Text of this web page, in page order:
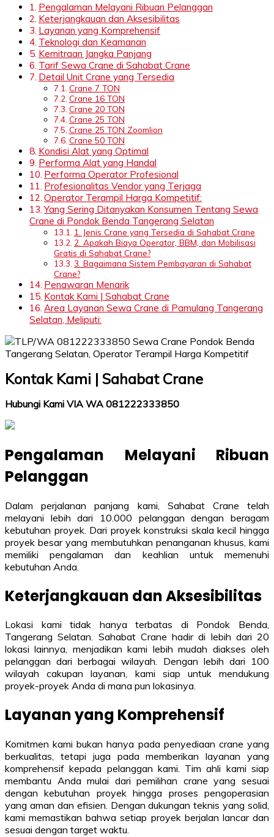
Pengalaman Melayani Ribuan Pelanggan
Keterjangkauan dan Aksesibilitas
Layanan yang Komprehensif
Teknologi dan Keamanan
Kemitraan Jangka Panjang
Tarif Sewa Crane di Sahabat Crane
Detail Unit Crane yang Tersedia
Crane 7 TON
Crane 16 TON
Crane 20 TON
Crane 25 TON
Crane 25 TON Zoomlion
Crane 50 TON
Kondisi Alat yang Optimal
Performa Alat yang Handal
Performa Operator Profesional
Profesionalitas Vendor yang Terjaga
Operator Terampil Harga Kompetitif:
Yang Sering Ditanyakan Konsumen Tentang Sewa
Crane di Pondok Benda Tangerang Selatan
1. Jenis Crane yang Tersedia di Sahabat Crane
2. Apakah Biaya Operator, BBM, dan Mobilisasi
Gratis di Sahabat Crane?
3. Bagaimana Sistem Pembayaran di Sahabat
Crane?
Penawaran Menarik
Kontak Kami | Sahabat Crane
Area Layanan Sewa Crane di Pamulang Tangerang
Selatan, Meliputi:
Kontak Kami | Sahabat Crane
Hubungi Kami VIA WA 081222333850
Pengalaman Melayani Ribuan
Pelanggan
Dalam perjalanan panjang kami, Sahabat Crane telah
melayani lebih dari 10.000 pelanggan dengan beragam
kebutuhan proyek. Dari proyek konstruksi skala kecil hingga
proyek besar yang membutuhkan penanganan khusus, kami
memiliki pengalaman dan keahlian untuk memenuhi
kebutuhan Anda.
Keterjangkauan dan Aksesibilitas
Lokasi kami tidak hanya terbatas di Pondok Benda,
Tangerang Selatan. Sahabat Crane hadir di lebih dari 20
lokasi lainnya, menjadikan kami lebih mudah diakses oleh
pelanggan dari berbagai wilayah. Dengan lebih dari 100
wilayah cakupan layanan, kami siap untuk mendukung
proyek-proyek Anda di mana pun lokasinya.
Layanan yang Komprehensif
Komitmen kami bukan hanya pada penyediaan crane yang
berkualitas, tetapi juga pada memberikan layanan yang
komprehensif kepada pelanggan kami. Tim ahli kami siap
membantu Anda mulai dari pemilihan crane yang sesuai
dengan kebutuhan proyek hingga proses pengoperasian
yang aman dan efisien. Dengan dukungan teknis yang solid,
kami memastikan bahwa setiap proyek berjalan lancar dan
sesuai dengan target waktu.